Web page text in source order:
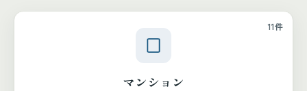
11件
マンション